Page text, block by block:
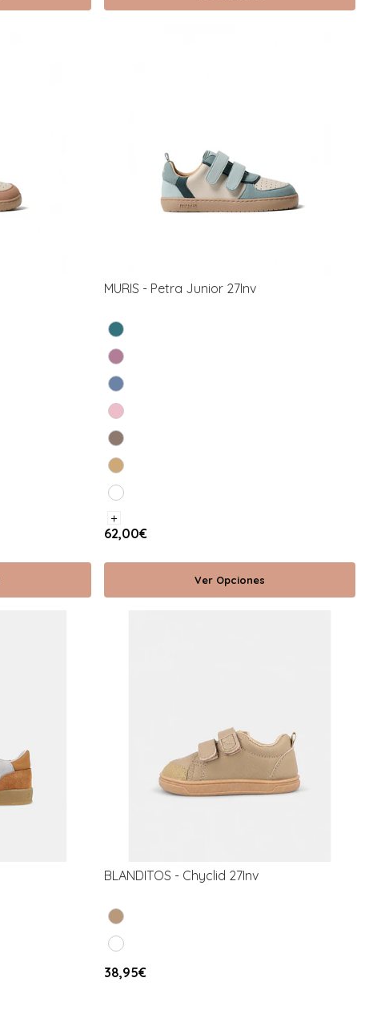
MURIS - Petra Junior 27Inv
+
62,00€
Ver Opciones
BLANDITOS - Chyclid 27Inv
38,95€